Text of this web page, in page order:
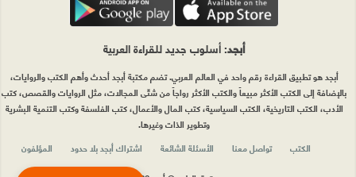
أبجد: أسلوب جديد للقراءة العربية
أبجد هو تطبيق القراءة رقم واحد في العالم العربي. تضم مكتبة أبجد أحدث وأهم الكتب والروايات،
بالإضافة إلى الكتب الأكثر مبيعاً والكتب الأكثر رواجاً من شتّى المجالات، مثل الروايات والقصص، كتب
الأدب، الكتب التاريخية، الكتب السياسية، كتب المال والأعمال، كتب الفلسفة وكتب التنمية البشرية
وتطوير الذات وغيرها.
الكتب
تواصل معنا الأسئلة الشائعة اشتراك أبجد بلا حدود
المؤلفون